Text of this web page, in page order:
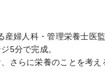
婦人科・管理栄養士医
5分で完成。
さらに栄養のことを考え